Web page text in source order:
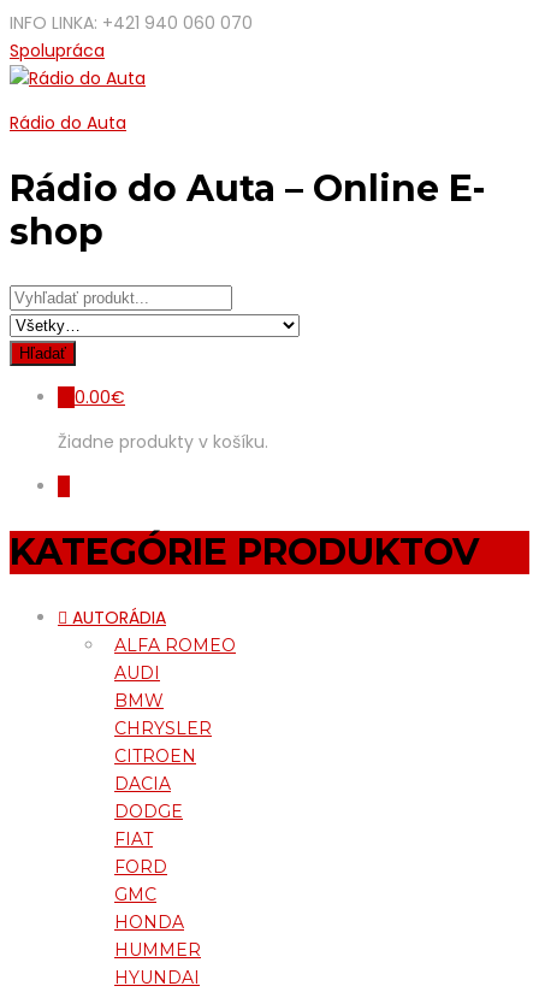
INFO LINKA: +421 940 060 070
Spolupráca
Rádio do Auta
Rádio do Auta – Online E-
shop
0.00€
Žiadne produkty v košíku.
KATEGÓRIE PRODUKTOV
AUTORÁDIA
ALFA ROMEO
AUDI
BMW
CHRYSLER
CITROEN
DACIA
DODGE
FIAT
FORD
GMC
HONDA
HUMMER
HYUNDAI